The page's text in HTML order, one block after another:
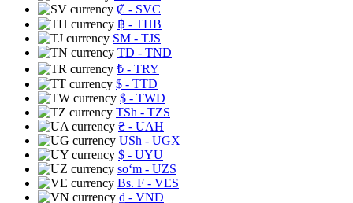
₡ - SVC
฿ - THB
ЅМ - TJS
TD - TND
₺ - TRY
$ - TTD
$ - TWD
TSh - TZS
₴ - UAH
USh - UGX
$ - UYU
soʻm - UZS
Bs. F - VES
₫ - VND